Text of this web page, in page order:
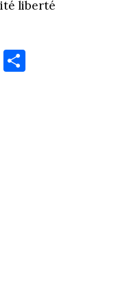
liberté
m
Pa